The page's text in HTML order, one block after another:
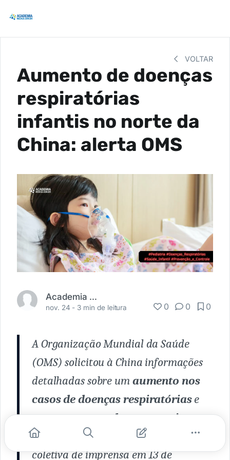
VOLTAR
Aumento de doenças
respiratórias
infantis no norte da
China: alerta OMS
Academia Médica
nov. 24 - 3 min de leitura 0 0 0
A Organização Mundial da Saúde
(OMS) solicitou à China informações
detalhadas sobre umaumento nos
casos de doenças respiratóriase
agrupamentos de pneumonia em
crianças no norte do país
. Em uma
coletiva de imprensa em 13 de